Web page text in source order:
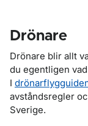
Drönare
Drönare blir allt
du egentligen
I
avståndsregler
Sverige.